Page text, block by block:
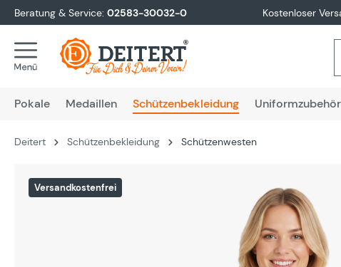
Zur Hauptnavigation springen
Beratung & Service: 02583-30032-0 Kostenloser
Pokale Medaillen Schützenbekleidung Uniformzubehör
Deitert Schützenbekleidung Schützenwesten
Versandkostenfrei